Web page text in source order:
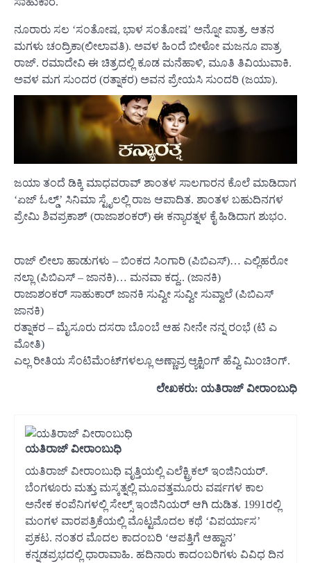
ನೂರಾರು ಸಲ ‘ಸಂತೋಷ, ಭಾಳ ಸಂತೋಷ’ ಅನ್ನೋ ಪಾತ್ರ. ಆತನ
ಮಗಳು ಚಂದ್ರಿಕಾ(ಲೀಲಾವತಿ). ಅವಳ ಹಿಂದೆ ಬೀಳೋ ಮಜನೂ ಪಾತ್ರ
ರಾಜ್. ರಮಾದೇವಿ ಈ ಚಿತ್ರದಲ್ಲಿ ಕೂಡ ಮನೆಹಾಳಿ, ಮೂತಿ ತಿವಿಯುವಾಕಿ.
ಅವಳ ಮಗ ಸುಂದರ (ರತ್ನಾಕರ) ಅವನ ಪ್ರೇಯಸಿ ಸುಂದರಿ (ಜಯಾ).
ಜಯಾ ತಂದೆ ಡಿಕ್ಕಿ ಮಾಧವರಾವ್ ಶಾಂತಳ ಸಾಲಗಾರನ ಕೊಲೆ ಮಾಡಿದಾಗ
‘ಏಜ್ ಓಲ್ಡ್’ ಸಿನಿಮಾ ಸ್ಟೈಲಲ್ಲಿ ರಾಜ ಆಪಾದಿತ. ಶಾಂತಳ ಬಹುದಿನಗಳ
ಪ್ರೇಮಿ ಶಿವಪ್ರಕಾಶ್ (ರಾಜಾಶಂಕರ್) ಈ ಕನ್ಯಾರತ್ನಳ ಕೈ ಹಿಡಿದಾಗ ಶುಭಂ.
ರಾಜ್ ಲೀಲಾ ಹಾಡುಗಳು – ಬಿಂಕದ ಸಿಂಗಾರಿ (ಪಿಬಿಎಸ್)… ಎಲ್ಲಿಹರೋ
ನಲ್ಲಾ (ಪಿಬಿಎಸ್ – ಜಾನಕಿ)… ಮನವಾ ಕದ್ದ.. (ಜಾನಕಿ)
ರಾಜಾಶಂಕರ್ ಸಾಹುಕಾರ್ ಜಾನಕಿ ಸುವ್ವೀ ಸುವ್ವೀ ಸುವ್ವಾಲೆ (ಪಿಬಿಎಸ್
ಜಾನಕಿ)
ರತ್ನಾಕರ – ಮೈಸೂರು ದಸರಾ ಬೊಂಬೆ ಆಹ ನೀನೇ ನನ್ನ ರಂಭೆ (ಟಿ ಎ
ಮೋತಿ)
ಎಲ್ಲ ರೀತಿಯ ಸೆಂಟಿಮೆಂಟ್‌ಗಳಲ್ಲೂ ಅಣ್ಣಾವ್ರ ಆ್ಯಕ್ಟಿಂಗ್ ಹೆವ್ವಿ ಮಿಂಚಿಂಗ್.
ಲೇಖಕರು: ಯತಿರಾಜ್ ವೀರಾಂಬುಧಿ
ಯತಿರಾಜ್ ವೀರಾಂಬುಧಿ
ಯತಿರಾಜ್ ವೀರಾಂಬುಧಿ ವೃತ್ತಿಯಲ್ಲಿ ಎಲೆಕ್ಟ್ರಿಕಲ್ ಇಂಜಿನಿಯರ್.
ಬೆಂಗಳೂರು ಮತ್ತು ಮಸ್ಕತ್ನಲ್ಲಿ ಮೂವತ್ತಮೂರು ವರ್ಷಗಳ ಕಾಲ
ಅನೇಕ ಕಂಪೆನಿಗಳಲ್ಲಿ ಸೇಲ್ಸ್ ಇಂಜಿನಿಯರ್ ಆಗಿ ದುಡಿತ. 1991ರಲ್ಲಿ
ಮಂಗಳ ವಾರಪತ್ರಿಕೆಯಲ್ಲಿ ಮೊಟ್ಟಮೊದಲ ಕಥೆ ‘ವಿಪರ್ಯಾಸ’
ಪ್ರಕಟ. ನಂತರ ಮೊದಲ ಕಾದಂಬರಿ ‘ಆಪತ್ತಿಗೆ ಆಹ್ವಾನ’
ಕನ್ನಡಪ್ರಭದಲ್ಲಿ ಧಾರಾವಾಹಿ. ಹದಿನಾರು ಕಾದಂಬರಿಗಳು ವಿವಿಧ ದಿನ